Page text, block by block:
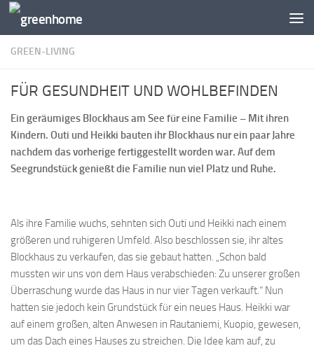
Zum Inhalt springen
GREEN-LIVING
FÜR GESUNDHEIT UND WOHLBEFINDEN
Ein geräumiges Blockhaus am See für eine Familie – Mit ihren
Kindern. Outi und Heikki bauten ihr Blockhaus nur ein paar Jahre
nachdem das vorherige fertiggestellt worden war. Auf dem
Seegrundstück genießt die Familie nun viel Platz und Ruhe.
Als ihre Familie wuchs, sehnten sich Outi und Heikki nach einem
größeren und ruhigeren Umfeld. Also beschlossen sie, ihr altes
Blockhaus zu verkaufen, das sie gebaut hatten. „Schon bald
mussten wir uns von dem Haus verabschieden: Zu unserer großen
Überraschung wurde das Haus in nur vier Tagen verkauft.“ Nun
hatten sie jedoch kein Grundstück für ein neues Haus. Heikki war
auf einem großen, alten Anwesen in Rautaniemi, Kuopio, gewesen,
um das Dach eines Hauses zu streichen. Die Idee kam auf, zu